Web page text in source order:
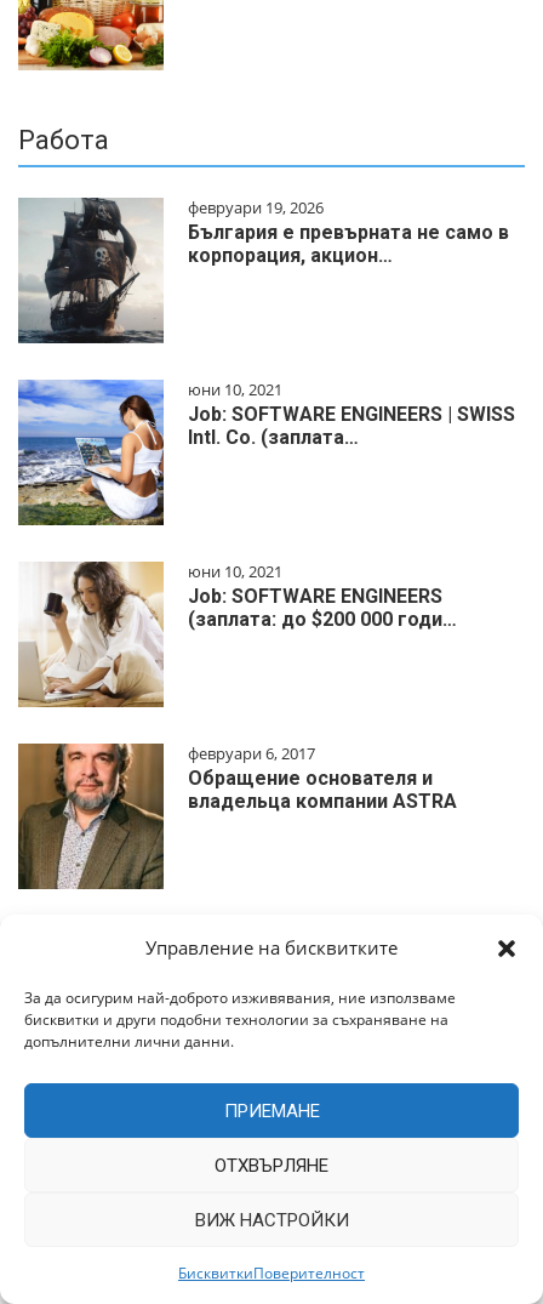
Управление на бисквитките
За да осигурим най-доброто изживявания, ние използваме
бисквитки и други подобни технологии за съхраняване на
допълнителни лични данни.
ПРИЕМАНЕ
ОТХВЪРЛЯНЕ
ВИЖ НАСТРОЙКИ
БисквиткиПоверителност
Работа
февруари 19, 2026
България е превърната не само в
корпорация, акцион…
юни 10, 2021
Job: SOFTWARE ENGINEERS | SWISS
Intl. Co. (заплата…
юни 10, 2021
Job: SOFTWARE ENGINEERS
(заплата: до $200 000 годи…
февруари 6, 2017
Обращение основателя и
владельца компании ASTRA
януари 15, 2017
11 грешки, които ви делят от…1
Тракийски свят
Тракийски свят! Новини, анализи, коментари и полезна
Мненията на редакцията и на автора/ите могат да не съвпадат.